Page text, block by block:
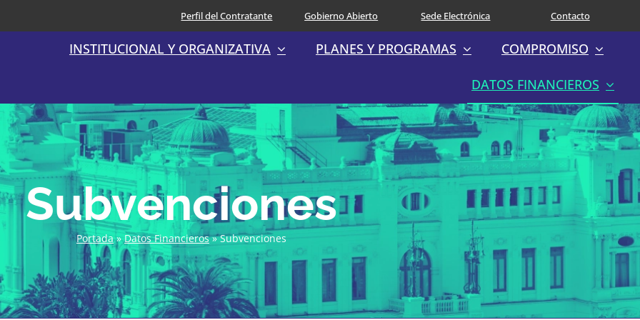
Perfil del Contratante Gobierno Abierto Sede Electrónica Contacto
INSTITUCIONAL Y ORGANIZATIVA PLANES Y PROGRAMAS COMPROMISO
DATOS FINANCIEROS
Subvenciones
Portada»Datos Financieros»Subvenciones